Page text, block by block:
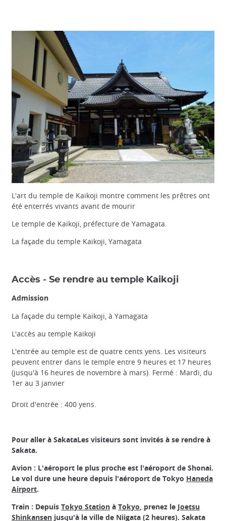
L'art du temple de Kaikoji montre comment les prêtres ont
été enterrés vivants avant de mourir
Le temple de Kaikoji, préfecture de Yamagata.
La façade du temple Kaikoji, Yamagata
Accès - Se rendre au temple Kaikoji
Admission
La façade du temple Kaikoji, à Yamagata
L'accès au temple Kaikoji
L'entrée au temple est de quatre cents yens. Les visiteurs
peuvent entrer dans le temple entre 9 heures et 17 heures
(jusqu'à 16 heures de novembre à mars). Fermé : Mardi, du
1er au 3 janvier
Droit d'entrée : 400 yens.
Pour aller à SakataLes visiteurs sont invités à se rendre à
Sakata.
Avion : L'aéroport le plus proche est l'aéroport de Shonai.
Le vol dure une heure depuis l'aéroport de Tokyo Haneda
Airport.
Train : Depuis Tokyo Station à Tokyo, prenez le Joetsu
Shinkansen jusqu'à la ville de Niigata (2 heures). Sakata